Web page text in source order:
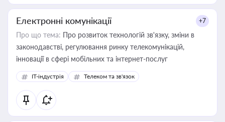
Електронні комунікації +7
Про що тема: Про розвиток технологій зв'язку, зміни в
законодавстві, регулювання ринку телекомунікацій,
інновації в сфері мобільних та інтернет-послуг
IT-індустрія Телеком та зв'язок